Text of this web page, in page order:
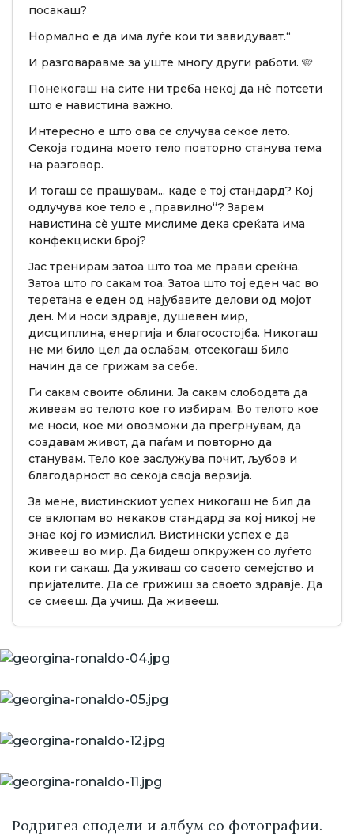
посакаш?
Нормално е да има луѓе кои ти завидуваат.“
И разговаравме за уште многу други работи. 🩷
Понекогаш на сите ни треба некој да нè потсети
што е навистина важно.
Интересно е што ова се случува секое лето.
Секоја година моето тело повторно станува тема
на разговор.
И тогаш се прашувам... каде е тој стандард? Кој
одлучува кое тело е „правилно“? Зарем
навистина сè уште мислиме дека среќата има
конфекциски број?
Јас тренирам затоа што тоа ме прави среќна.
Затоа што го сакам тоа. Затоа што тој еден час во
теретана е еден од најубавите делови од мојот
ден. Ми носи здравје, душевен мир,
дисциплина, енергија и благосостојба. Никогаш
не ми било цел да ослабам, отсекогаш било
начин да се грижам за себе.
Ги сакам своите облини. Ја сакам слободата да
живеам во телото кое го избирам. Во телото кое
ме носи, кое ми овозможи да прегрнувам, да
создавам живот, да паѓам и повторно да
станувам. Тело кое заслужува почит, љубов и
благодарност во секоја своја верзија.
За мене, вистинскиот успех никогаш не бил да
се вклопам во некаков стандард за кој никој не
знае кој го измислил. Вистински успех е да
живееш во мир. Да бидеш опкружен со луѓето
кои ги сакаш. Да уживаш со своето семејство и
пријателите. Да се грижиш за своето здравје. Да
се смееш. Да учиш. Да живееш.
Родригез сподели и албум со фотографии.